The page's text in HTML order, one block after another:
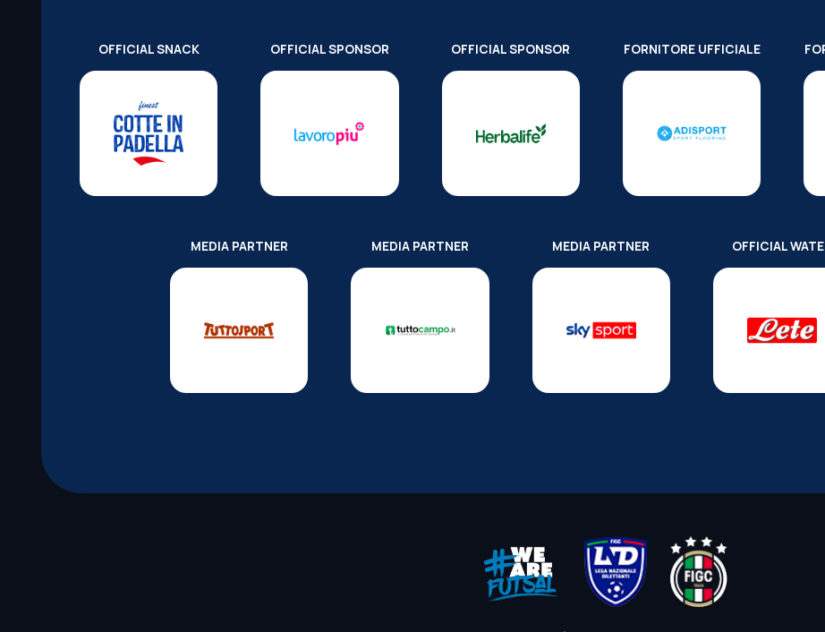
OFFICIAL SNACK OFFICIAL SPONSOR OFFICIAL SPONSOR FORNITORE UFFICIALE
MEDIA PARTNER MEDIA PARTNER MEDIA PARTNER OFFICIAL